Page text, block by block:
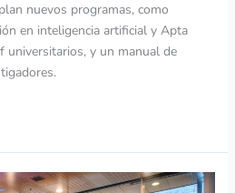
nuevos programas, como
en inteligencia artificial y Apta
universitarios, y un manual de